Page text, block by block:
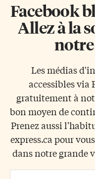
Facebook
Allez à la
Les médias
accessibles via
gratuitement à
bon moyen de
Prenez aussi
express.ca pour
dans notre grande